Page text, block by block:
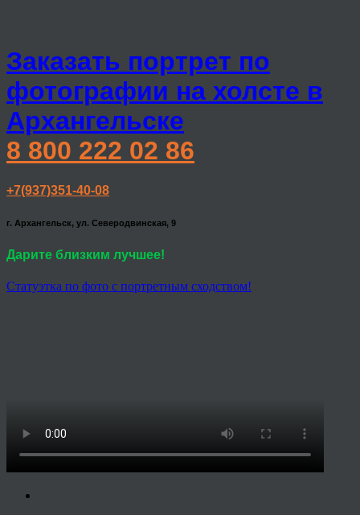
Заказать портрет по
фотографии на холсте в
Архангельске
8 800 222 02 86
+7(937)351-40-08
г. Архангельск, ул. Северодвинская, 9
Дарите близким лучшее!
Статуэтка по фото с портретным сходством!